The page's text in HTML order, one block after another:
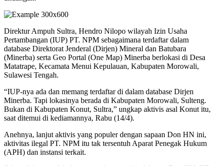
Direktur Ampuh Sultra, Hendro Nilopo wilayah Izin Usaha
Pertambangan (IUP) PT. NPM sebagaimana terdaftar dalam
database Direktorat Jenderal (Dirjen) Mineral dan Batubara
(Minerba) serta Geo Portal (One Map) Minerba berlokasi di Desa
Matatrape, Kecamata Menui Kepulauan, Kabupaten Morowali,
Sulawesi Tengah.
“IUP-nya ada dan memang terdaftar di dalam database Dirjen
Minerba. Tapi lokasinya berada di Kabupaten Morowali, Sulteng.
Bukan di Kabupaten Konut, Sultra,” ungkap aktivis asal Konut itu,
saat ditemui di kediamannya, Rabu (14/4).
Anehnya, lanjut aktivis yang populer dengan sapaan Don HN ini,
aktivitas ilegal PT. NPM itu tak tersentuh Aparat Penegak Hukum
(APH) dan instansi terkait.